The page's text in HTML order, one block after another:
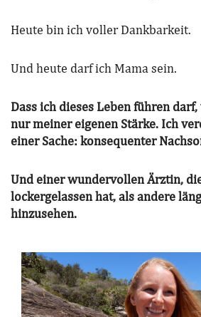
Heute bin ich voller Dankbarkeit.
Und heute darf ich Mama sein.
Dass ich dieses Leben führen
nur meiner eigenen Stärke. Ich
einer Sache: konsequenter
Und einer wundervollen Ärztin,
lockergelassen hat, als andere
hinzusehen.